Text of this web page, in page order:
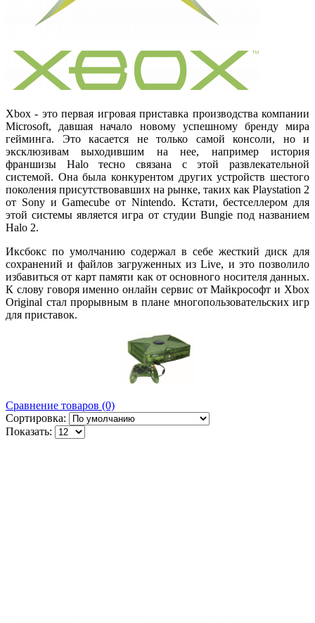
Xbox - это первая игровая приставка производства компании
Microsoft, давшая начало новому успешному бренду мира
гейминга. Это касается не только самой консоли, но и
эксклюзивам выходившим на нее, например история
франшизы Halo тесно связана с этой развлекательной
системой. Она была конкурентом других устройств шестого
поколения присутствовавших на рынке, таких как Playstation 2
от Sony и Gamecube от Nintendo. Кстати, бестселлером для
этой системы является игра от студии Bungie под названием
Halo 2.
Иксбокс по умолчанию содержал в себе жесткий диск для
сохранений и файлов загруженных из Live, и это позволило
избавиться от карт памяти как от основного носителя данных.
К слову говоря именно онлайн сервис от Майкрософт и Xbox
Original стал прорывным в плане многопользовательских игр
для приставок.
Сравнение товаров (0)
Сортировка:
Показать: